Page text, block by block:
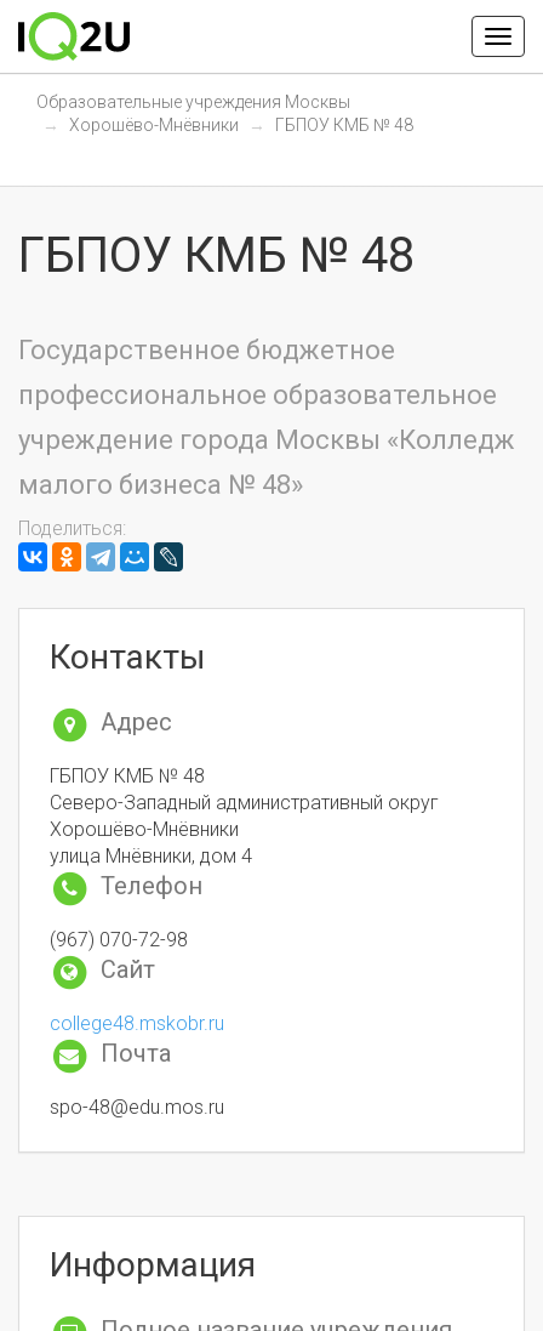
Образовательные учреждения Москвы
Хорошёво-Мнёвники
ГБПОУ КМБ № 48
ГБПОУ КМБ № 48
Государственное бюджетное
профессиональное образовательное
учреждение города Москвы «Колледж
малого бизнеса № 48»
Поделиться:
Контакты
Адрес
ГБПОУ КМБ № 48
Северо-Западный административный округ
Хорошёво-Мнёвники
улица Мнёвники, дом 4
Телефон
(967) 070-72-98
Сайт
college48.mskobr.ru
Почта
spo-48@edu.mos.ru
Информация